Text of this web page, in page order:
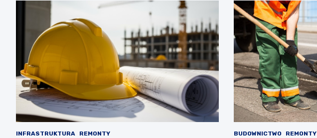
INFRASTRUKTURA REMONTY BUDOWNICTWO REMONTY